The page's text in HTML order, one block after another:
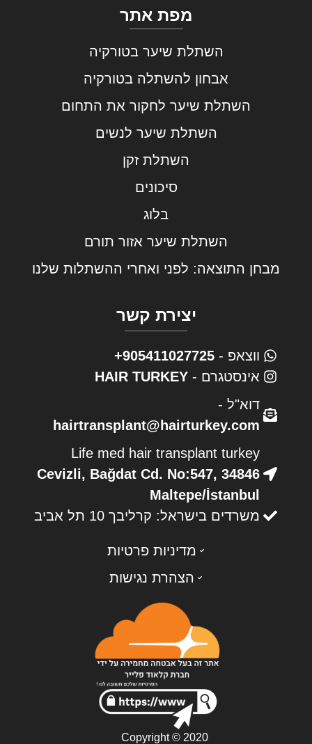
מפת אתר
השתלת שיער בטורקיה
אבחון להשתלה בטורקיה
השתלת שיער לחקור את התחום
השתלת שיער לנשים
השתלת זקן
סיכונים
בלוג
השתלת שיער אזור תורם
מבחן התוצאה: לפני ואחרי ההשתלות שלנו
יצירת קשר
ווצאפ - 905411027725+
אינסטגרם - HAIR TURKEY
דוא"ל -
hairtransplant@hairturkey.com
Life med hair transplant turkey
Cevizli, Bağdat Cd. No:547, 34846
Maltepe/İstanbul
משרדים בישראל: קרליבך 10 תל אביב
מדיניות פרטיות
הצהרת נגישות
Copyright © 2020